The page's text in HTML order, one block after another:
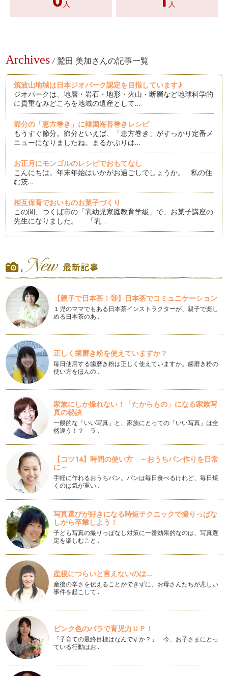
人 人
Archives / 鷲田 美加さんの記事一覧
筑波山地域は日本ジオパーク認定を目指しています♪
ジオパークは、地層・岩石・地形・火山・断層など地球科学的
に貴重なみどころを地域の遺産として…
節分の「恵方巻き」に韓国海苔巻きレシピ
もうすぐ節分。節分といえば、「恵方巻き」がすっかり定番メ
ニューになりましたね。まるかぶりは…
お正月にモンゴルのレシピでおもてなし
こんにちは。年末年始はいかがお過ごしでしょうか。 私の住
む茨…
相互保育でおいものお菓子づくり
この間、つくば市の「乳幼児家庭教育学級」で、お菓子講座の
先生になりました。 「乳…
日」が開催されます。10月1日（火…
つくば市の小中一貫教育は？
こんにちは。今回は筑波研究学園都市の最新教育事情をお届け
します。茨城県つくば市では、市内の…
～混ぜると楽しい～スライムづくりと色水遊び
残暑お見舞い申し上げます。まだまだ暑い毎日、みなさんはい
かがお過ごしですか？ 今回は、…
あいさつは相手の名前も
暑中お見舞い申し上げます。私ごとですが、昨年12月から、
つくば市教育委員を務めることになり…
お手伝いは子どもの成長に「いいね！」
ご存じでしたか？ 文部科学省の調査によると、今、約80％
の子育てパパ・ママが「家庭の教育力…
ゆるキャラからみた子どもたち
こんにちは。気候がよくなり、野外イベントも多くなるこのご
ろですが、みなさんはいかがお過ごし…
感動の卒業式・入学式
みなさんこんにちは。新年度になりましたね。お子さんがご入
園、ご入学の方は本当におめでとうご…
「パンの街つくば」～子育てママが行きたいパン屋さん～
筑波研究学園都市は、大学や研究所で働く外国人が多くお仕事
で海外に住んでいらした方も多いので…
モンゴルの健康ジュース、チャチャルのお店「MON」
最近、つくば市にモンゴル国のアンテナショップMONができ
て、ファンが急増中です。モンゴル国…
バレンタインデーに化石チョコレートor手作りたこやきチョコ
レート？
みなさまこんにちは。今年もよろしくお願いいたします。 も
うす…
子どもが作るシュークリーム
娘がプチシュークリームを作る！というので、さっそく家で作
りました。まずはレシピから&hel…
【親子で日本茶！㉔】日本茶でコミュニケーション
１児のママでもある日本茶インストラクターが、親子で楽し
める日本茶のあ…
正しく歯磨き粉を使えていますか？
毎日使用する歯磨き粉は正しく使えていますか。歯磨き粉の
使い方をほんの…
家族にしか撮れない！「たからもの」になる家族写
真の秘訣
一般的な「いい写真」と、家族にとっての「いい写真」は全
然違う！？ ラ…
【コツ14】時間の使い方 ～おうちパン作りを日常
に～
手軽に作れるおうちパン。パンは毎日食べるけれど、毎日焼
くのは気が重い…
写真選びが好きになる時短テクニックで撮りっぱな
しから卒業しよう！
子ども写真の撮りっぱなし対策に一番効果的なのは、写真選
定を楽しむこと…
産後につらいと言えないのは...
産後の辛さを伝えることができずに、お母さんたちが悲しい
事件を起こして…
ピンク色のバラで育児力ＵＰ！
「子育ての最終目標はなんですか？」 今、お子さまにとっ
ている行動はお…